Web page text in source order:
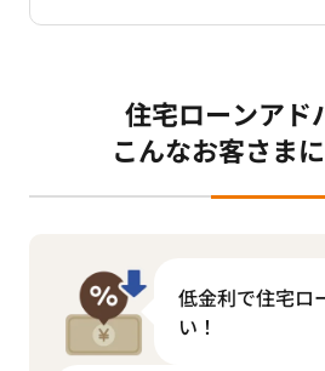
住宅ローンアド
こんなお客さま
低金利で住宅ロ
い！